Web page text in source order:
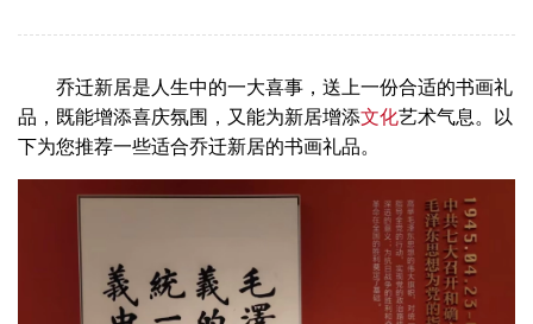
乔迁新居是人生中的一大喜事，送上一份合适的书画礼
品，既能增添喜庆氛围，又能为新居增添文化艺术气息。以
下为您推荐一些适合乔迁新居的书画礼品。